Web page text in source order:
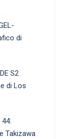
di
S2
di Los
Takizawa